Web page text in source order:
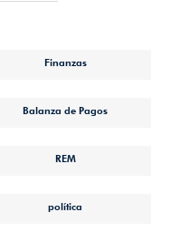
Finanzas
Balanza de Pagos
REM
política